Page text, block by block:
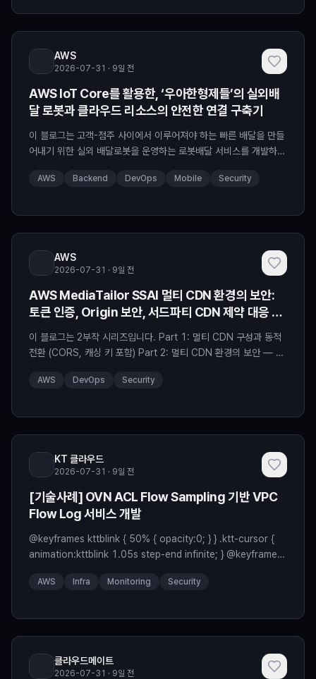
가이드라인을 읽다 보면 자연스럽게 이런 질문이 떠오를 수 있습니
AWS
2026-07-31 · 9일 전
AWS IoT Core를 활용한, ‘우아한형제들’의 실외배
달 로봇과 클라우드 리소스의 안전한 연결 구축기
이 블로그는 고객-점주 사이에서 이루어져야 하는 빠른 배달을 만들
어내기 위한 실외 배달로봇을 운영하는 로봇배달 서비스를 개발하기
아한형제들의 고민을 담고 있습니다. 우아한형제들은 2025년 2월
하여 고객이 주문한 물품들을 배달하고 있습니다. 딜리가 배달을 수
AWS Backend DevOps Mobile Security
AWS
2026-07-31 · 9일 전
AWS MediaTailor SSAI 멀티 CDN 환경의 보안:
토큰 인증, Origin 보안, 서드파티 CDN 제약 대응 –
이 블로그는 2부작 시리즈입니다. Part 1: 멀티 CDN 구성과 동적
전환 (CORS, 캐싱 키 포함) Part 2: 멀티 CDN 환경의 보안 — 토
[Part 1]에서는 MediaTailor의 CDN prefix와 Configuration
커니즘, CORS 처리, 캐싱 키 설정을 […
AWS DevOps Security
KT 클라우드
2026-07-31 · 9일 전
[기술사례] OVN ACL Flow Sampling 기반 VPC
Flow Log 서비스 개발
@keyframes kttblink { 50% { opacity:0; } } .ktt-cursor {
animation:kttblink 1.05s step-end infinite; } @keyframes
rgba(63,185,80,0.55); } 70% { box-shadow:0 0 0 6px
AWS Infra Monitoring Security
클라우드메이트
2026-07-31 · 9일 전